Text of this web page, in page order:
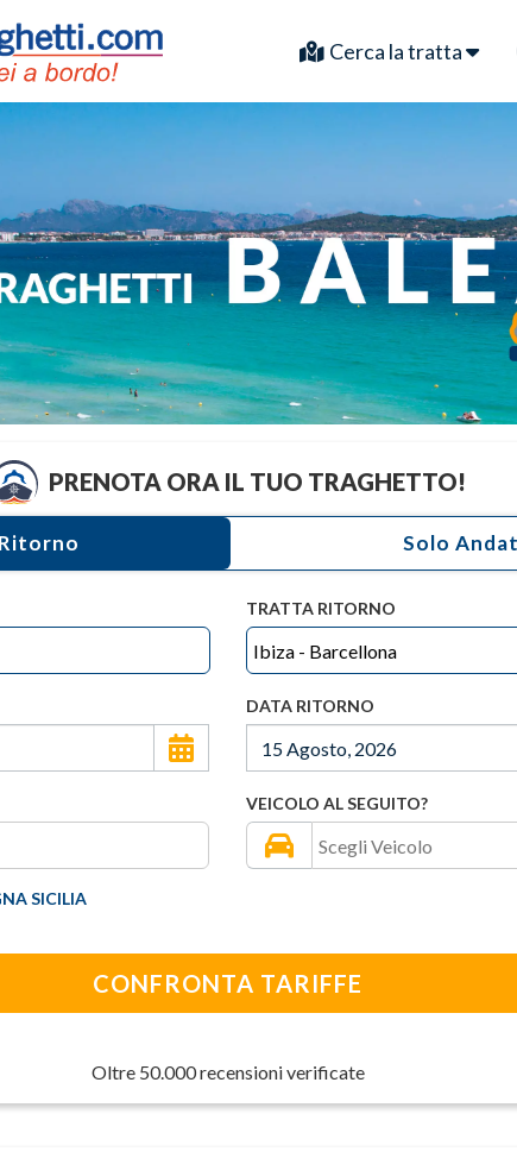
Cerca la tratta
PRENOTA ORA IL TUO TRAGHETTO!
TRATTA RITORNO
DATA RITORNO
VEICOLO AL SEGUITO?
SICILIA
CONFRONTA TARIFFE
Oltre 50.000 recensioni verificate